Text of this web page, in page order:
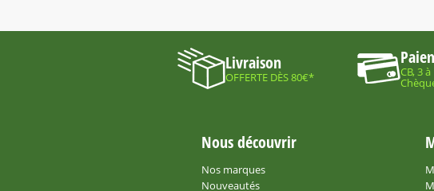
Livraison
OFFERTE DÈS 80€* CB, 3
Nous découvrir
Nos marques
Nouveautés